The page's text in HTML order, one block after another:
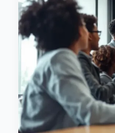
formation
management
comundi
pour
booster
vos
compétences